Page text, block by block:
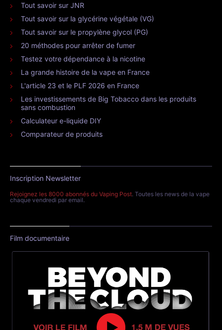
Tout savoir sur JNR
Tout savoir sur la glycérine végétale (VG)
Tout savoir sur le propylène glycol (PG)
20 méthodes pour arrêter de fumer
Testez votre dépendance à la nicotine
La grande histoire de la vape en France
L'article 23 et le PLF 2026 en France
Les investissements de Big Tobacco dans les produits
sans combustion
Calculateur e-liquide DIY
Comparateur de produits
Inscription Newsletter
Rejoignez les 8000 abonnés du Vaping Post. Toutes les news de la vape
chaque vendredi par email.
Film documentaire